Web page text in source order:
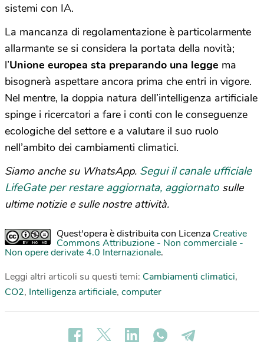
sistemi con IA.
La mancanza di regolamentazione è particolarmente
allarmante se si considera la portata della novità;
l’Unione europea sta preparando una legge ma
bisognerà aspettare ancora prima che entri in vigore.
Nel mentre, la doppia natura dell’intelligenza artificiale
spinge i ricercatori a fare i conti con le conseguenze
ecologiche del settore e a valutare il suo ruolo
nell’ambito dei cambiamenti climatici.
Siamo anche su WhatsApp. Segui il canale ufficiale
LifeGate per restare aggiornata, aggiornato sulle
ultime notizie e sulle nostre attività.
Quest'opera è distribuita con Licenza Creative
Commons Attribuzione - Non commerciale -
Non opere derivate 4.0 Internazionale.
Leggi altri articoli su questi temi: Cambiamenti climatici,
CO2, Intelligenza artificiale, computer